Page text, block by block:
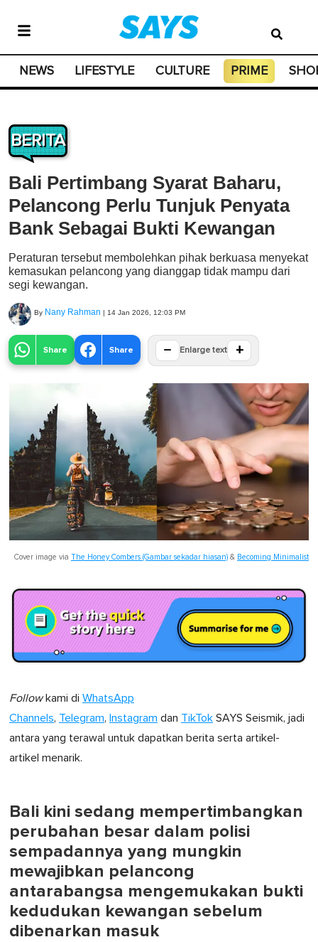
NEWS LIFESTYLE CULTURE PRIME
BERITA
Bali Pertimbang Syarat Baharu,
Pelancong Perlu Tunjuk Penyata
Bank Sebagai Bukti Kewangan
Peraturan tersebut membolehkan pihak berkuasa menyekat
kemasukan pelancong yang dianggap tidak mampu dari
segi kewangan.
By Nany Rahman | 14 Jan 2026, 12:03 PM
Share Share − Enlarge text +
Cover image via The Honey Combers (Gambar sekadar hiasan) & Becoming Minimalist
Followkami di WhatsApp
Channels, Telegram, Instagram dan TikTok SAYS Seismik, jadi
antara yang terawal untuk dapatkan berita serta artikel-
artikel menarik.
Bali kini sedang mempertimbangkan
perubahan besar dalam polisi
sempadannya yang mungkin
mewajibkan pelancong
antarabangsa mengemukakan bukti
kedudukan kewangan sebelum
dibenarkan masuk